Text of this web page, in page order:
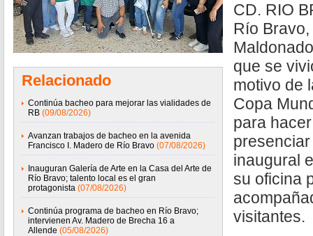
Relacionado
Continúa bacheo para mejorar las vialidades de
RB (09/08/2026)
Avanzan trabajos de bacheo en la avenida
Francisco I. Madero de Río Bravo (07/08/2026)
Inauguran Galería de Arte en la Casa del Arte de
Río Bravo; talento local es el gran
protagonista (07/08/2026)
Continúa programa de bacheo en Río Bravo;
intervienen Av. Madero de Brecha 16 a
Allende (05/08/2026)
CD. RIO
Río
que se
motivo de
Copa
para
inaugural
su oficina
visitantes.